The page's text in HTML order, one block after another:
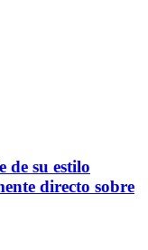
de su estilo
directo sobre